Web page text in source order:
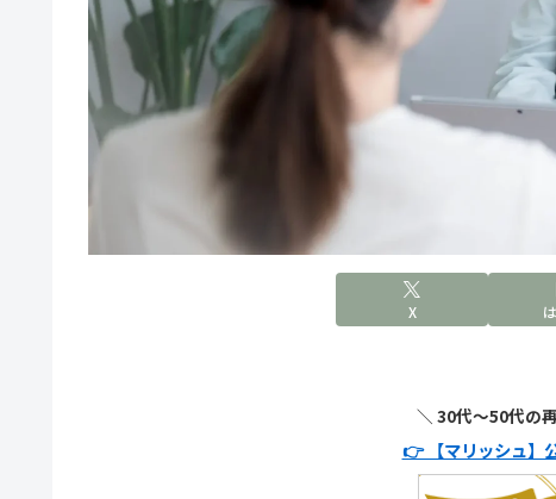
X
＼ 30代〜50代の
👉 【マリッシュ】